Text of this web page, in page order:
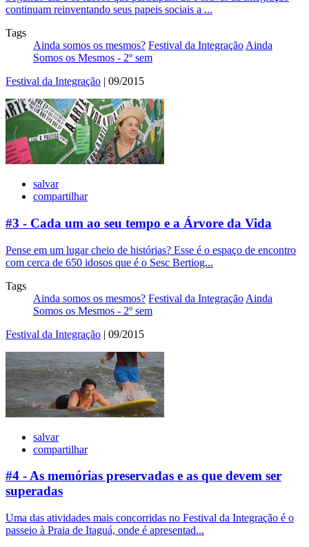
continuam reinventando seus papeis sociais a ...
Tags
Ainda somos os mesmos? Festival da Integração Ainda
Somos os Mesmos - 2º sem
Festival da Integração | 09/2015
salvar
compartilhar
#3 - Cada um ao seu tempo e a Árvore da Vida
Pense em um lugar cheio de histórias? Esse é o espaço de encontro
com cerca de 650 idosos que é o Sesc Bertiog...
Tags
Ainda somos os mesmos? Festival da Integração Ainda
Somos os Mesmos - 2º sem
Festival da Integração | 09/2015
salvar
compartilhar
#4 - As memórias preservadas e as que devem ser
superadas
Uma das atividades mais concorridas no Festival da Integração é o
passeio à Praia de Itaguá, onde é apresentad...